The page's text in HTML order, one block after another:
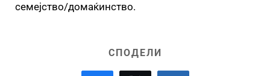
семејство/домаќинство.
СПОДЕЛИ